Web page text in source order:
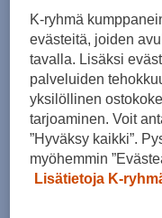
Koko
S M L
Kokotaulukko
K-ryhmä
evästeitä, joiden
tavalla. Lisäksi
palveluiden
yksilöllinen
tarjoaminen. Voit
”Hyväksy kaikki”.
myöhemmin
Lisätietoja K-